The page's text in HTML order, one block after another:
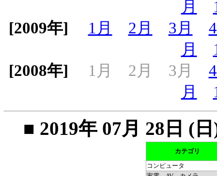
月
[2009年]
1月 2月 3月
月
[2008年]
1月 2月 3月
月
■ 2019年 07月 28日 (
カテゴリ
コンピュータ